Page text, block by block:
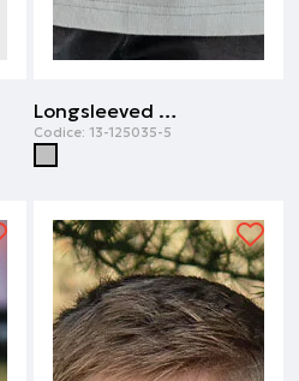
Longsleeved t-shirt | Grigio argento
Codice: 13-125035-5